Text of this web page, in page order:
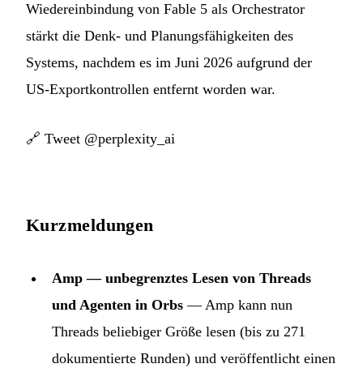
Wiedereinbindung von Fable 5 als Orchestrator
stärkt die Denk- und Planungsfähigkeiten des
Systems, nachdem es im Juni 2026 aufgrund der
US-Exportkontrollen entfernt worden war.
🔗 Tweet @perplexity_ai
Kurzmeldungen
Amp — unbegrenztes Lesen von Threads
und Agenten in Orbs — Amp kann nun
Threads beliebiger Größe lesen (bis zu 271
dokumentierte Runden) und veröffentlicht einen